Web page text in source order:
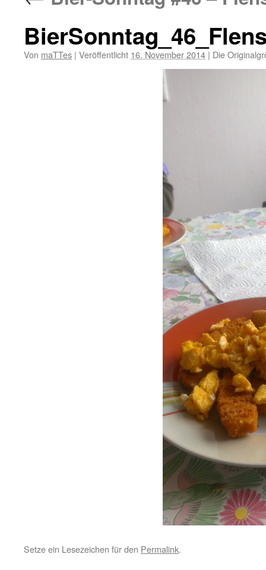
Von maTTes | Veröffentlicht 16. November 2014 | Die
Setze ein Lesezeichen für den Permalink.